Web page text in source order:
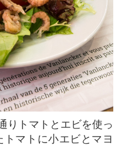
マトに小エビとマヨ